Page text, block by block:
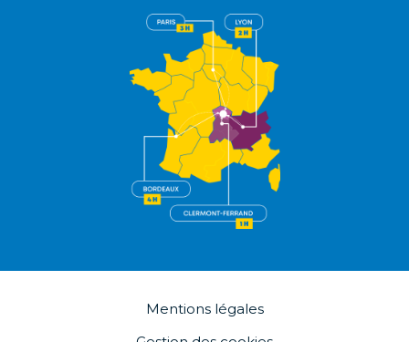
Mentions légales